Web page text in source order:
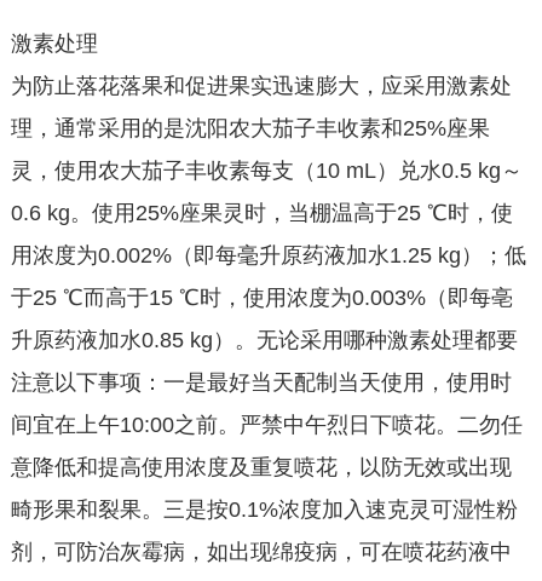
激素处理
为防止落花落果和促进果实迅速膨大，应采用激素处
理，通常采用的是沈阳农大茄子丰收素和25%座果
灵，使用农大茄子丰收素每支（10 mL）兑水0.5 kg～
0.6 kg。使用25%座果灵时，当棚温高于25 ℃时，使
用浓度为0.002%（即每毫升原药液加水1.25 kg）；低
于25 ℃而高于15 ℃时，使用浓度为0.003%（即每亳
升原药液加水0.85 kg）。无论采用哪种激素处理都要
注意以下事项：一是最好当天配制当天使用，使用时
间宜在上午10:00之前。严禁中午烈日下喷花。二勿任
意降低和提高使用浓度及重复喷花，以防无效或出现
畸形果和裂果。三是按0.1%浓度加入速克灵可湿性粉
剂，可防治灰霉病，如出现绵疫病，可在喷花药液中